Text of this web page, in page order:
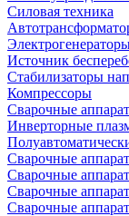
Силовая техника
Источник
Стабилизаторы
Компрессоры
Сварочные
Инверторные
Сварочные
Сварочные
Сварочные
Сварочные